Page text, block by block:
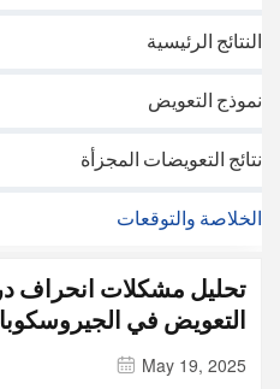
النتائج الرئيسية
نموذج التعويض
نتائج التعويضات المجزأة
الخلاصة والتوقعات
تحليل مشكلات انحراف
التعويض في
May 19, 2025